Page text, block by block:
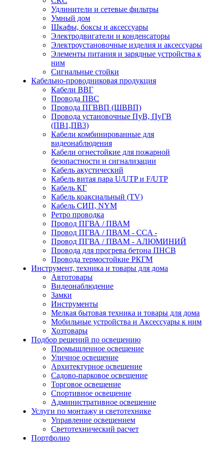
Удлинители и сетевые фильтры
Умный дом
Шкафы, боксы и аксессуары
Электродвигатели и конденсаторы
Электроустановочные изделия и аксессуары
Элементы питания и зарядные устройства к
ним
Сигнальные стойки
Кабельно-проводниковая продукция
Кабели ВВГ
Провода ПВС
Провода ПГВВП (ШВВП)
Провода установочные ПуВ, ПуГВ
(ПВ1,ПВ3)
Кабели комбинированные для
видеонаблюдения
Кабели огнестойкие для пожарной
безопастности и сигнализации
Кабель акустический
Кабель витая пара U/UTP и F/UTP
Кабель КГ
Кабель коаксиальный (TV)
Кабель СИП, NYM
Ретро проводка
Провод ПГВА / ПВАМ
Провод ПГВА / ПВАМ - CCA -
Провод ПГВА / ПВАМ - АЛЮМИНИЙ
Провода для прогрева бетона ПНСВ
Провода термостойкие РКГМ
Инструмент, техника и товары для дома
Автотовары
Видеонаблюдение
Замки
Инструменты
Мелкая бытовая техника и товары для дома
Мобильные устройства и Аксессуары к ним
Хозтовары
Подбор решений по освещению
Промышленное освещение
Уличное освещение
Архитектурное освещение
Садово-парковое освещение
Торговое освещение
Спортивное освещение
Административное освещение
Услуги по монтажу и светотехнике
Управление освещением
Светотехнический расчет
Портфолио